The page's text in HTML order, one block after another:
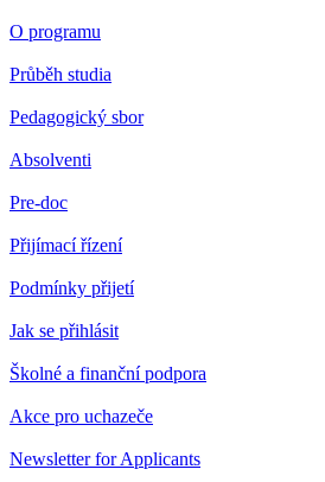
O programu
Průběh studia
Pedagogický sbor
Absolventi
Pre-doc
Přijímací řízení
Podmínky přijetí
Jak se přihlásit
Školné a finanční podpora
Akce pro uchazeče
Newsletter for Applicants